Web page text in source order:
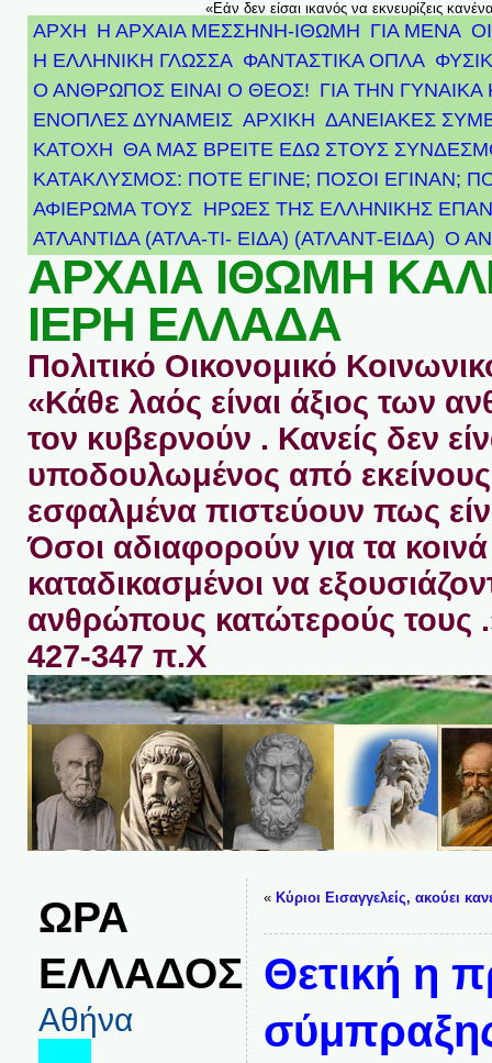
«Εάν δεν είσαι ικανός να εκνευρίζεις
ΑΡΧΗ Η ΑΡΧΑΙΑ ΜΕΣΣΗΝΗ-ΙΘΩΜΗ ΓΙΑ ΜΕΝΑ
Η ΕΛΛΗΝΙΚΗ ΓΛΩΣΣΑ ΦΑΝΤΑΣΤΙΚΑ ΟΠΛΑ
Ο ΑΝΘΡΩΠΟΣ ΕΙΝΑΙ Ο ΘΕΟΣ! ΓΙΑ ΤΗΝ ΓΥΝΑΙΚΑ
ΕΝΟΠΛΕΣ ΔΥΝΑΜΕΙΣ ΑΡΧΙΚΉ ΔΑΝΕΙΑΚΕΣ
ΚΑΤΟΧΗ ΘΑ ΜΑΣ ΒΡΕΙΤΕ ΕΔΩ ΣΤΟΥΣ
ΚΑΤΑΚΛΥΣΜΟΣ: ΠΟΤΕ ΕΓΙΝΕ; ΠΟΣΟΙ ΕΓΙΝΑΝ;
ΑΦΙΈΡΩΜΑ ΤΟΥΣ ΉΡΩΕΣ ΤΗΣ ΕΛΛΗΝΙΚΉΣ
ΑΤΛΑΝΤΊΔΑ (ΑΤΛΑ-ΤΙ- ΕΙΔΑ) (ΑΤΛΑΝΤ-ΕΙΔΑ) Ο
ΑΡΧΑΙΑ ΙΘΩΜΗ
ΙΕΡΗ ΕΛΛΑΔΑ
Πολιτικό Οικονομικό
«Κάθε λαός είναι άξιος των
τον κυβερνούν . Κανείς δεν
υποδουλωμένος από
εσφαλμένα πιστεύουν πως
Όσοι αδιαφορούν για τα κοινά
καταδικασμένοι να
ανθρώπους κατώτερούς τους
427-347 π.Χ
ΩΡΑ
ΕΛΛΑΔΟΣ
Αθήνα
« Κύριοι Εισαγγελείς, ακούει
Θετική η